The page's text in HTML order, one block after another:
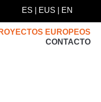
ES EUS EN
EUROPEOS
CONTACTO